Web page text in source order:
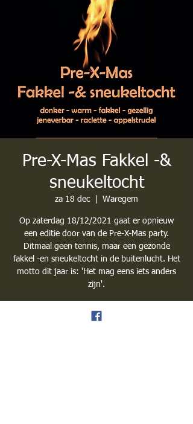
Pre-X-Mas Fakkel -&
sneukeltocht
za 18 dec
  |
Waregem
Op zaterdag 18/12/2021 gaat er opnieuw
een editie door van de Pre-X-Mas party.
Ditmaal geen tennis, maar een gezonde
fakkel -en sneukeltocht in de buitenlucht. Het
motto dit jaar is: 'Het mag eens iets anders
zijn'.
Na de wandeling van 6,5 km voorzien we nog
een lekkere maaltijd in onze bar.